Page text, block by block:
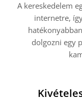
A kereskedelem
internetre,
dolgozni egy